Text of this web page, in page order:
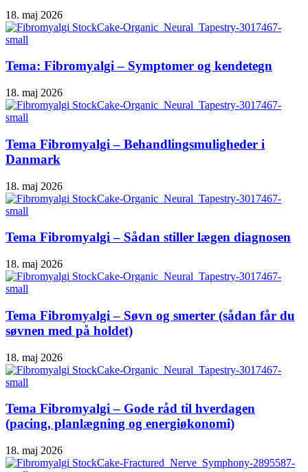
18. maj 2026
Tema: Fibromyalgi – Symptomer og kendetegn
18. maj 2026
Tema Fibromyalgi – Behandlingsmuligheder i
Danmark
18. maj 2026
Tema Fibromyalgi – Sådan stiller lægen diagnosen
18. maj 2026
Tema Fibromyalgi – Søvn og smerter (sådan får du
søvnen med på holdet)
18. maj 2026
Tema Fibromyalgi – Gode råd til hverdagen
(pacing, planlægning og energiøkonomi)
18. maj 2026